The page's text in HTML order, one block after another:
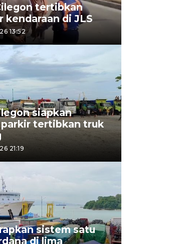
tertibkan
kendaraan di JLS
13:52
siapkan
tertibkan truk
21:19
sistem satu
di lima